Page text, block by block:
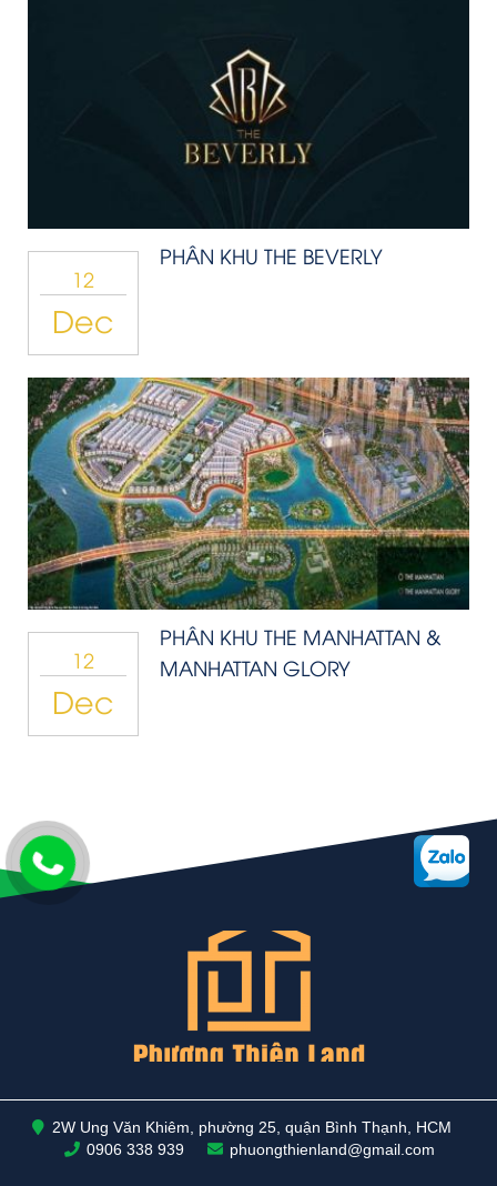
12
Dec
PHÂN KHU THE BEVERLY
12
Dec
PHÂN KHU THE MANHATTAN &
MANHATTAN GLORY
2W Ung Văn Khiêm, phường 25, quận Bình Thạnh, HCM
0906 338 939
phuongthienland@gmail.com